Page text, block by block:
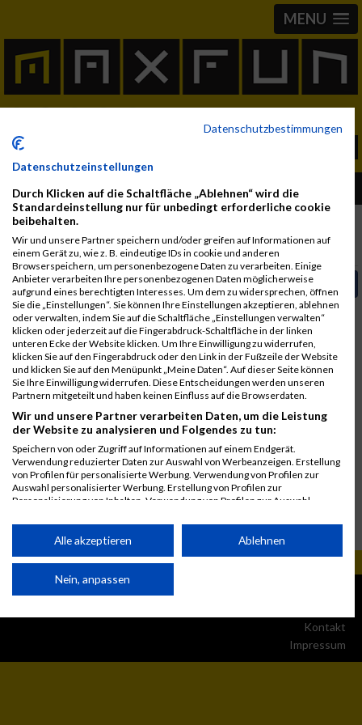
MENU
Album Graz Marathon
Fotos Video User Alben
Video auf Facebook teilen
In Kürze steht das Video zur Verfügung.
Kontakt
Impressum
Datenschutzbestimmungen
Datenschutzeinstellungen
Durch Klicken auf die Schaltfläche „Ablehnen“ wird die
Standardeinstellung nur für unbedingt erforderliche cookie
beibehalten.
Wir und unsere Partner speichern und/oder greifen auf Informationen auf
einem Gerät zu, wie z. B. eindeutige IDs in cookie und anderen
Browserspeichern, um personenbezogene Daten zu verarbeiten. Einige
Anbieter verarbeiten Ihre personenbezogenen Daten möglicherweise
aufgrund eines berechtigten Interesses. Um dem zu widersprechen, öffnen
Sie die „Einstellungen“. Sie können Ihre Einstellungen akzeptieren, ablehnen
oder verwalten, indem Sie auf die Schaltfläche „Einstellungen verwalten“
klicken oder jederzeit auf die Fingerabdruck-Schaltfläche in der linken
unteren Ecke der Website klicken. Um Ihre Einwilligung zu widerrufen,
klicken Sie auf den Fingerabdruck oder den Link in der Fußzeile der Website
und klicken Sie auf den Menüpunkt „Meine Daten“. Auf dieser Seite können
Sie Ihre Einwilligung widerrufen. Diese Entscheidungen werden unseren
Partnern mitgeteilt und haben keinen Einfluss auf die Browserdaten.
Wir und unsere Partner verarbeiten Daten, um die Leistung
der Website zu analysieren und Folgendes zu tun:
Speichern von oder Zugriff auf Informationen auf einem Endgerät.
Verwendung reduzierter Daten zur Auswahl von Werbeanzeigen. Erstellung
von Profilen für personalisierte Werbung. Verwendung von Profilen zur
Auswahl personalisierter Werbung. Erstellung von Profilen zur
Personalisierung von Inhalten. Verwendung von Profilen zur Auswahl
Performance von Inhalten. Analyse von Zielgruppen durch Statistiken oder
Kombinationen von Daten aus verschiedenen Quellen. Entwicklung und
von Inhalten.
Daten können außerhalb der Europäischen Union weitergegeben und in die
Alle akzeptieren Ablehnen
Nein, anpassen